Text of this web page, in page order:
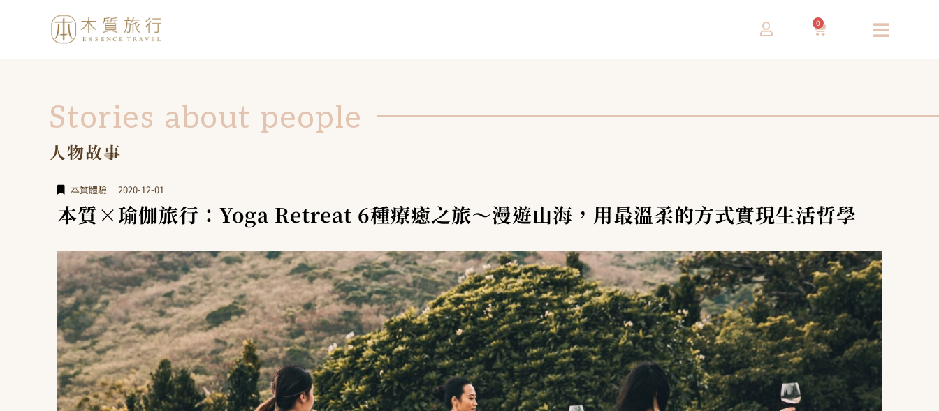
0
Stories about people
人物故事
本質體驗 2020-12-01
本質×瑜伽旅行：Yoga Retreat 6種療癒之旅～漫遊山海，用最溫柔的方式實現生活哲學